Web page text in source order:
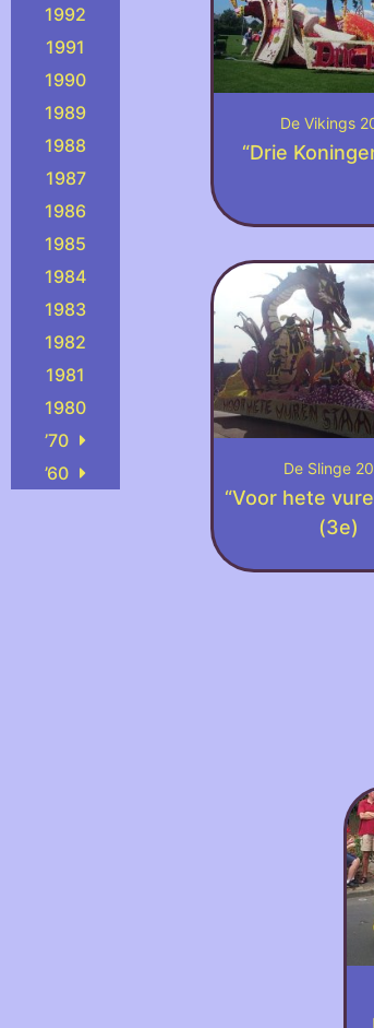
1992
1991
1990
1989
1988
1987
1986
1985
1984
1983
1982
1981
1980
’70
’60
De Vikings
“Drie
De Slinge
“Voor hete
(3e)